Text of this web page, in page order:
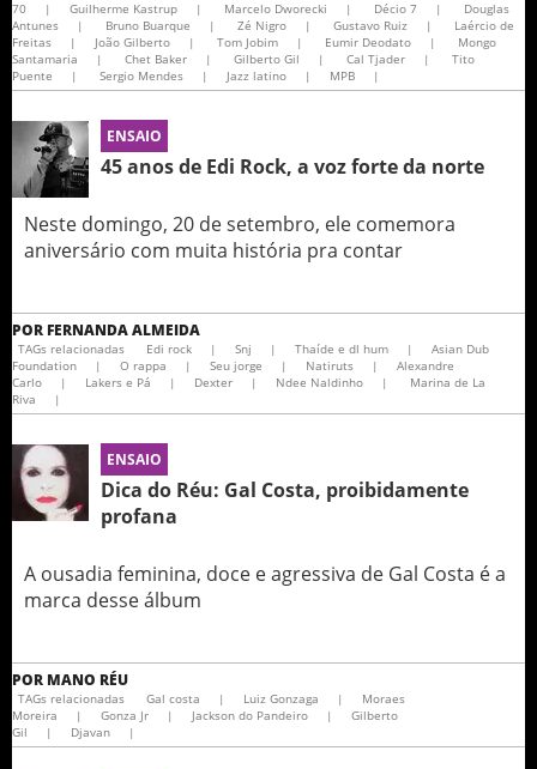
70
| Guilherme Kastrup | Marcelo Dworecki | Décio 7 |
Douglas
Antunes
| Bruno Buarque | Zé Nigro | Gustavo Ruiz |
Laércio de
Freitas
| João Gilberto | Tom Jobim | Eumir Deodato |
Mongo
Santamaria
| Chet Baker | Gilberto Gil | Cal Tjader |
Tito
Puente
| Sergio Mendes | Jazz latino | MPB |
ENSAIO
45 anos de Edi Rock, a voz forte da norte
Neste domingo, 20 de setembro, ele comemora
aniversário com muita história pra contar
POR FERNANDA ALMEIDA
TAGs relacionadas Edi rock | Snj | Thaíde e dl hum |
Asian Dub
Foundation
| O rappa | Seu jorge | Natiruts |
Alexandre
Carlo
| Lakers e Pá | Dexter | Ndee Naldinho |
Marina de La
Riva
|
ENSAIO
Dica do Réu: Gal Costa, proibidamente
profana
A ousadia feminina, doce e agressiva de Gal Costa é a
marca desse álbum
POR MANO RÉU
TAGs relacionadas Gal costa | Luiz Gonzaga |
Moraes
Moreira
| Gonza Jr | Jackson do Pandeiro |
Gilberto
Gil
| Djavan |